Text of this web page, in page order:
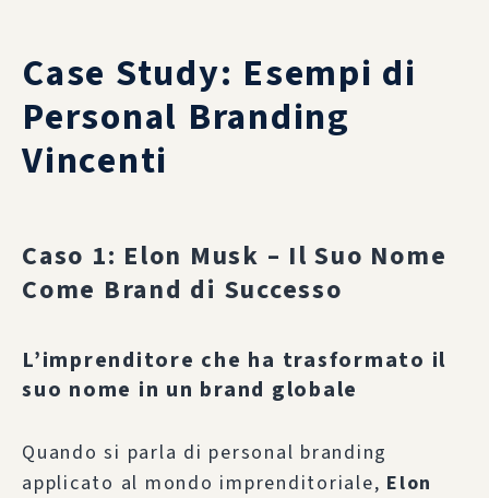
Case Study: Esempi di
Personal Branding
Vincenti
Caso 1: Elon Musk – Il Suo Nome
Come Brand di Successo
L’imprenditore che ha trasformato il
suo nome in un brand globale
Quando si parla di personal branding
applicato al mondo imprenditoriale, Elon